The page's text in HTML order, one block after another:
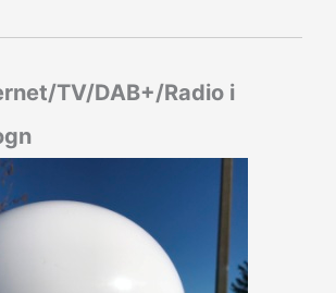
TV/DAB+/Radio i